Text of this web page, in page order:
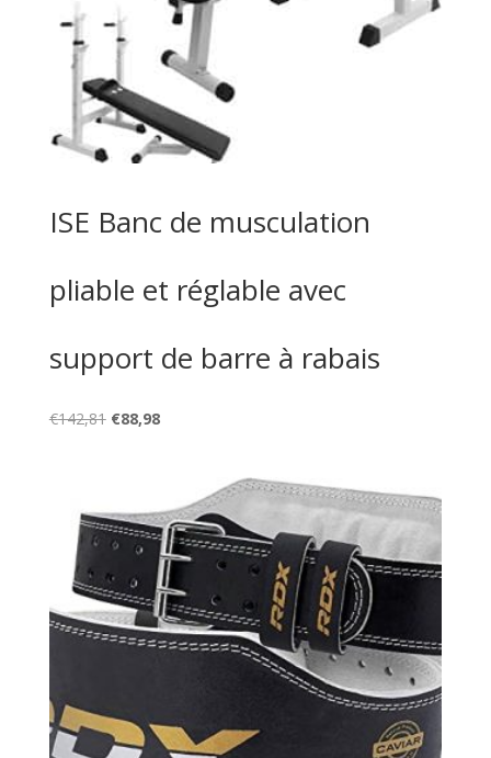
ISE Banc de musculation
pliable et réglable avec
support de barre à rabais
€142,81 Le
€142,81.
€88,98Le
€88,98.